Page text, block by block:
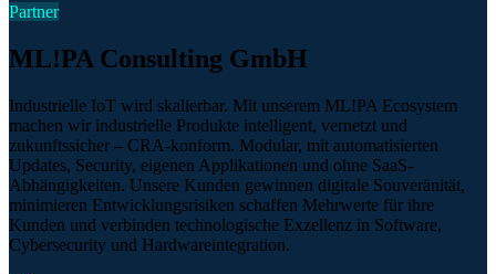
Partner
ML!PA Consulting GmbH
Industrielle IoT wird skalierbar. Mit unserem ML!PA Ecosystem
machen wir industrielle Produkte intelligent, vernetzt und
zukunftssicher – CRA-konform. Modular, mit automatisierten
Updates, Security, eigenen Applikationen und ohne SaaS-
Abhängigkeiten. Unsere Kunden gewinnen digitale Souveränität,
minimieren Entwicklungsrisiken schaffen Mehrwerte für ihre
Kunden und verbinden technologische Exzellenz in Software,
Cybersecurity und Hardwareintegration.